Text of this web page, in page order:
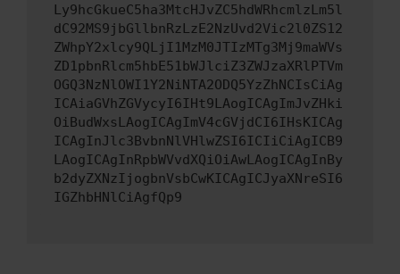
Ly9hcGkueC5ha3MtcHJvZC5hdWRhcmlzLm5l
dC92MS9jbGllbnRzLzE2NzUvd2Vic2l0ZS12
ZWhpY2xlcy9QLjI1MzM0JTIzMTg3Mj9maWVs
ZD1pbnRlcm5hbE51bWJlciZ3ZWJzaXRlPTVm
OGQ3NzNlOWI1Y2NiNTA2ODQ5YzZhNCIsCiAg
ICAiaGVhZGVycyI6IHt9LAogICAgImJvZHki
OiBudWxsLAogICAgImV4cGVjdCI6IHsKICAg
ICAgInJlc3BvbnNlVHlwZSI6ICIiCiAgICB9
LAogICAgInRpbWVvdXQiOiAwLAogICAgInBy
b2dyZXNzIjogbnVsbCwKICAgICJyaXNreSI6
IGZhbHNlCiAgfQp9